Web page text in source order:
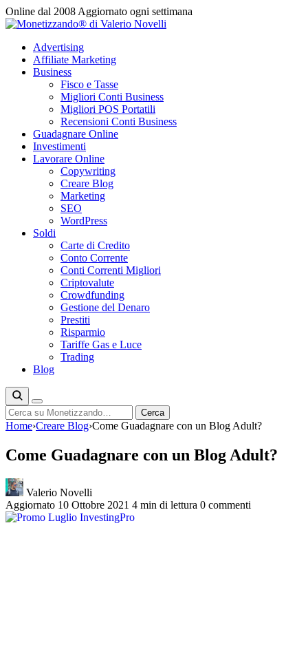
Vai
al
Online dal 2008 Aggiornato ogni settimana
Advertising
Affiliate Marketing
Business
Fisco e Tasse
Migliori Conti Business
Migliori POS Portatili
Recensioni Conti Business
Guadagnare Online
Investimenti
Lavorare Online
Copywriting
Creare Blog
Marketing
SEO
WordPress
Soldi
Carte di Credito
Conto Corrente
Conti Correnti Migliori
Criptovalute
Crowdfunding
Gestione del Denaro
Prestiti
Risparmio
Tariffe Gas e Luce
Trading
Blog
Cerca Cerca
Home›Creare Blog›Come Guadagnare con un Blog Adult?
Come Guadagnare con un Blog Adult?
Valerio Novelli
Aggiornato 10 Ottobre 2021 4 min di lettura 0 commenti